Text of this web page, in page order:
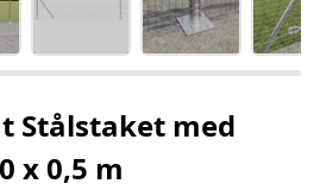
Stålstaket med
x 0,5 m